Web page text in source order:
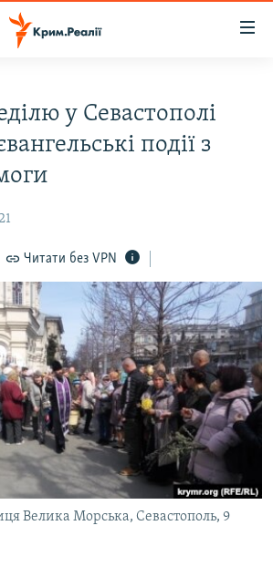
КРИМУ
у Севастополі
події з
Читати без VPN
Велика Морська, Севастополь, 9